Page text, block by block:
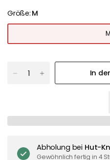
t
Größe: M
M
In
Abholung bei Hut-
Gewöhnlich fertig in 4